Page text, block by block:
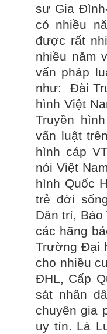
sư Gia
có nhiều
được rất
nhiều năm
vấn pháp
như: Đài
hình Việt
Truyền
vấn luật
hình cáp
nói Việt
hình Quốc
trẻ đời
Dân trí,
các hãng
Trường Đại
cho nhiều
ĐHL, Cấp
sát nhân
chuyên gia
uy tín. Là